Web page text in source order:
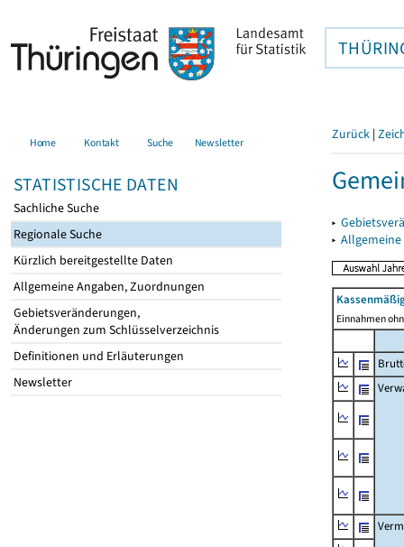
Home Kontakt Suche Newsletter
STATISTISCHE DATEN
Sachliche Suche
Regionale Suche
Kürzlich bereitgestellte Daten
Allgemeine Angaben, Zuordnungen
Gebietsveränderungen,
Änderungen zum Schlüsselverzeichnis
Definitionen und Erläuterungen
Newsletter
Zurück |
▸
▸
Einnahmen